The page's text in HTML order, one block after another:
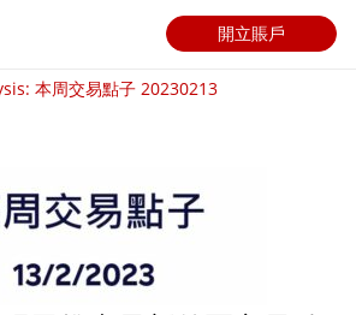
開立賬戶
本周交易點子 20230213